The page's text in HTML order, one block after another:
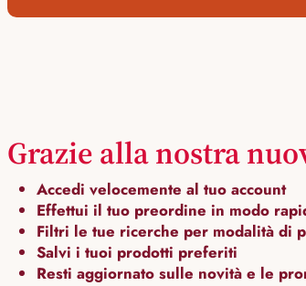
Grazie alla nostra
Accedi velocemente al tuo account
Effettui il tuo preordine in modo
Filtri le tue ricerche per modalità di
Salvi i tuoi prodotti preferiti
Resti aggiornato sulle novità e le